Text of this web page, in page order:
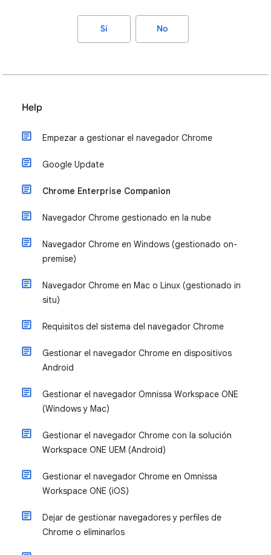
Sí No
Help
Empezar a gestionar el navegador Chrome
Google Update
Chrome Enterprise Companion
Navegador Chrome gestionado en la nube
Navegador Chrome en Windows (gestionado on-
premise)
Navegador Chrome en Mac o Linux (gestionado in
situ)
Requisitos del sistema del navegador Chrome
Gestionar el navegador Chrome en dispositivos
Android
Gestionar el navegador Omnissa Workspace ONE
(Windows y Mac)
Gestionar el navegador Chrome con la solución
Workspace ONE UEM (Android)
Gestionar el navegador Chrome en Omnissa
Workspace ONE (iOS)
Dejar de gestionar navegadores y perfiles de
Chrome o eliminarlos